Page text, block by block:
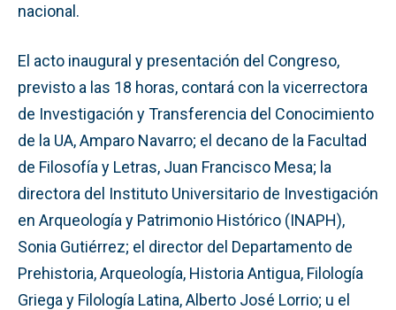
nacional.
El acto inaugural y presentación del Congreso,
previsto a las 18 horas, contará con la vicerrectora
de Investigación y Transferencia del Conocimiento
de la UA, Amparo Navarro; el decano de la Facultad
de Filosofía y Letras, Juan Francisco Mesa; la
directora del Instituto Universitario de Investigación
en Arqueología y Patrimonio Histórico (INAPH),
Sonia Gutiérrez; el director del Departamento de
Prehistoria, Arqueología, Historia Antigua, Filología
Griega y Filología Latina, Alberto José Lorrio; u el